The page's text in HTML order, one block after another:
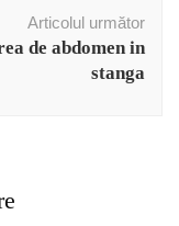
Articolul următor
de abdomen in
stanga